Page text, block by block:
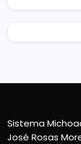
Sistema
José Rosas